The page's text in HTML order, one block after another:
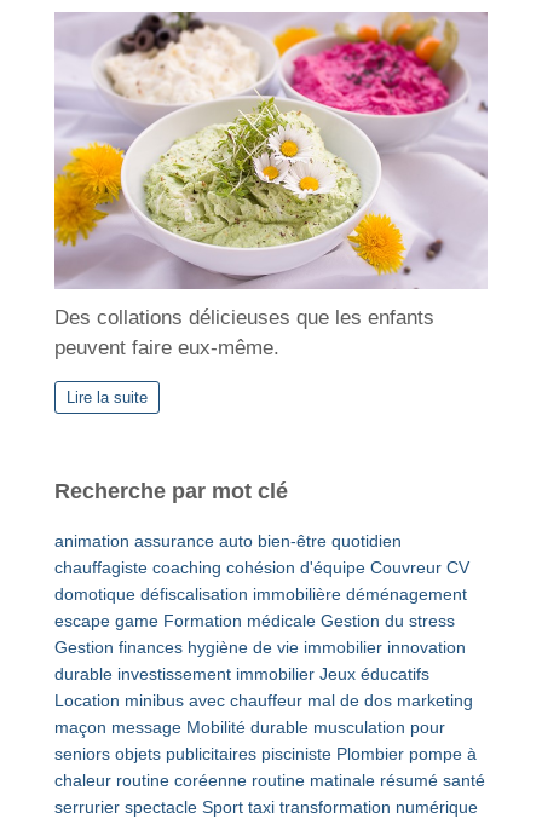
Des collations délicieuses que les enfants
peuvent faire eux-même.
Lire la suite
Recherche par mot clé
animation assurance auto bien-être quotidien
chauffagiste coaching cohésion d'équipe Couvreur CV
domotique défiscalisation immobilière déménagement
escape game Formation médicale Gestion du stress
Gestion finances hygiène de vie immobilier innovation
durable investissement immobilier Jeux éducatifs
Location minibus avec chauffeur mal de dos marketing
maçon message Mobilité durable musculation pour
seniors objets publicitaires pisciniste Plombier pompe à
chaleur routine coréenne routine matinale résumé santé
serrurier spectacle Sport taxi transformation numérique